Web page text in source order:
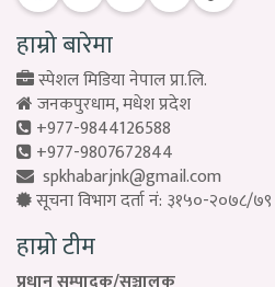
हाम्रो बारेमा
स्पेशल मिडिया नेपाल प्रा.लि.
जनकपुरधाम, मधेश प्रदेश
+977-9844126588
+977-9807672844
spkhabarjnk@gmail.com
सूचना विभाग दर्ता नं: ३१५०-२०७८/७९
हाम्रो टीम